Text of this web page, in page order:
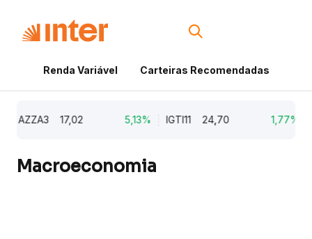
Renda Variável Carteiras Recomendadas
AZZA3 17,02 5,13% IGTI11 24,70 1,77%
Macroeconomia